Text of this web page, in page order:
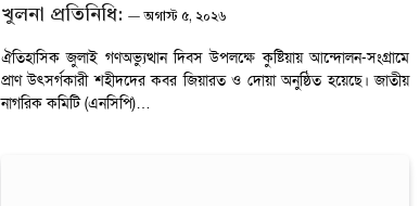
খুলনা প্রতিনিধি: অগাস্ট ৫, ২০২৬
ঐতিহাসিক জুলাই গণঅভ্যুত্থান দিবস উপলক্ষে কুষ্টিয়ায় আন্দোলন-সংগ্রামে
প্রাণ উৎসর্গকারী শহীদদের কবর জিয়ারত ও দোয়া অনুষ্ঠিত হয়েছে। জাতীয়
নাগরিক কমিটি (এনসিপি)…